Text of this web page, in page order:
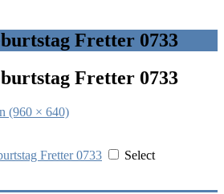
Fretter 0733
Fretter 0733
(960 × 640)
Select